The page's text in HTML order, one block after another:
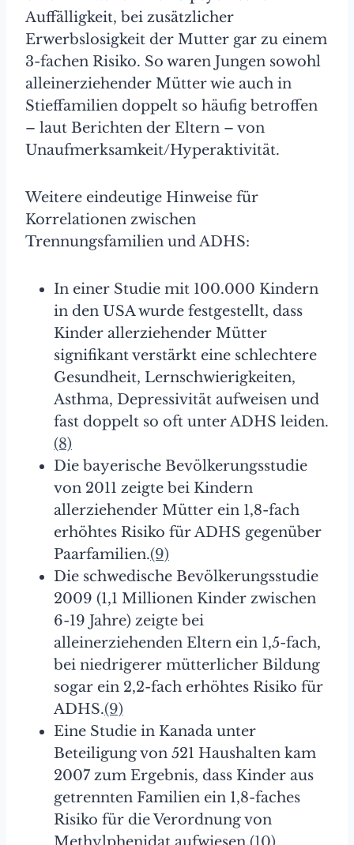
Auffälligkeit, bei zusätzlicher
Erwerbslosigkeit der Mutter gar zu einem
3-fachen Risiko. So waren Jungen sowohl
alleinerziehender Mütter wie auch in
Stieffamilien doppelt so häufig betroffen
– laut Berichten der Eltern – von
Unaufmerksamkeit/Hyperaktivität.
Weitere eindeutige Hinweise für
Korrelationen zwischen
Trennungsfamilien und ADHS:
In einer Studie mit 100.000 Kindern
in den USA wurde festgestellt, dass
Kinder allerziehender Mütter
signifikant verstärkt eine schlechtere
Gesundheit, Lernschwierigkeiten,
Asthma, Depressivität aufweisen und
fast doppelt so oft unter ADHS leiden.
(8)
Die bayerische Bevölkerungsstudie
von 2011 zeigte bei Kindern
allerziehender Mütter ein 1,8-fach
erhöhtes Risiko für ADHS gegenüber
Paarfamilien.(9)
Die schwedische Bevölkerungsstudie
2009 (1,1 Millionen Kinder zwischen
6-19 Jahre) zeigte bei
alleinerziehenden Eltern ein 1,5-fach,
bei niedrigerer mütterlicher Bildung
sogar ein 2,2-fach erhöhtes Risiko für
ADHS.(9)
Eine Studie in Kanada unter
Beteiligung von 521 Haushalten kam
2007 zum Ergebnis, dass Kinder aus
getrennten Familien ein 1,8-faches
Risiko für die Verordnung von